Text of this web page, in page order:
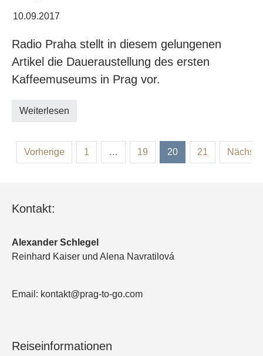
10.09.2017
Radio Praha stellt in diesem gelungenen
Artikel die Daueraustellung des ersten
Kaffeemuseums in Prag vor.
Weiterlesen
Vorherige 1 … 19 20 21 Nächste
Kontakt:
Alexander Schlegel
Reinhard Kaiser und Alena Navratilová
Email: kontakt@prag-to-go.com
Reiseinformationen